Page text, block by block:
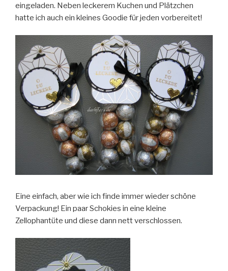
eingeladen. Neben leckerem Kuchen und Plätzchen
hatte ich auch ein kleines Goodie für jeden vorbereitet!
Eine einfach, aber wie ich finde immer wieder schöne
Verpackung! Ein paar Schokies in eine kleine
Zellophantüte und diese dann nett verschlossen.